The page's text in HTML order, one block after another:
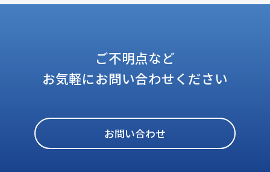
ご不明点など
お気軽にお問い合わせください
お問い合わせ